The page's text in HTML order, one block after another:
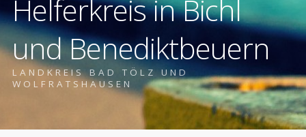
Helferkreis in Bichl
und Benediktbeuern
LANDKREIS BAD TÖLZ UND
WOLFRATSHAUSEN